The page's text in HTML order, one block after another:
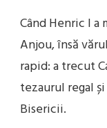
Când Henric I a
Anjou, însă
rapid: a trecut
tezaurul regal
Bisericii.